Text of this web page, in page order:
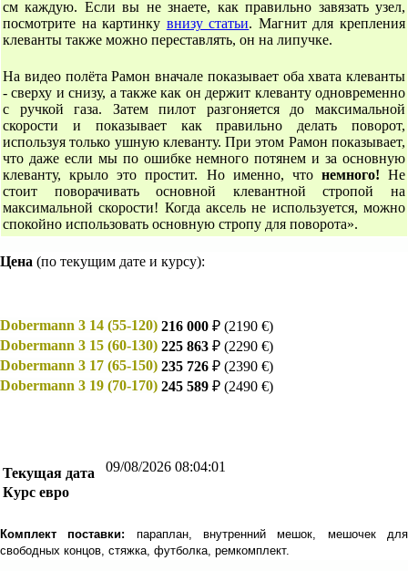
см каждую. Если вы не знаете, как правильно завязать узел,
посмотрите на картинку внизу статьи. Магнит для крепления
клеванты также можно переставлять, он на липучке.
На видео полёта Рамон вначале показывает оба хвата клеванты
- сверху и снизу, а также как он держит клеванту одновременно
с ручкой газа. Затем пилот разгоняется до максимальной
скорости и показывает как правильно делать поворот,
используя только ушную клеванту. При этом Рамон показывает,
что даже если мы по ошибке немного потянем и за основную
клеванту, крыло это простит. Но именно, что немного! Не
стоит поворачивать основной клевантной стропой на
максимальной скорости! Когда аксель не используется, можно
спокойно использовать основную стропу для поворота».
Цена (по текущим дате и курсу):
Dobermann 3 14 (55-120) 216 000 ₽ (2190 €)
Dobermann 3 15 (60-130) 225 863 ₽ (2290 €)
Dobermann 3 17 (65-150) 235 726 ₽ (2390 €)
Dobermann 3 19 (70-170) 245 589 ₽ (2490 €)
Текущая дата
Курс евро
09/08/2026 08:04:02
Комплект поставки: параплан, внутренний мешок, мешочек для
свободных концов, стяжка, футболка, ремкомплект.